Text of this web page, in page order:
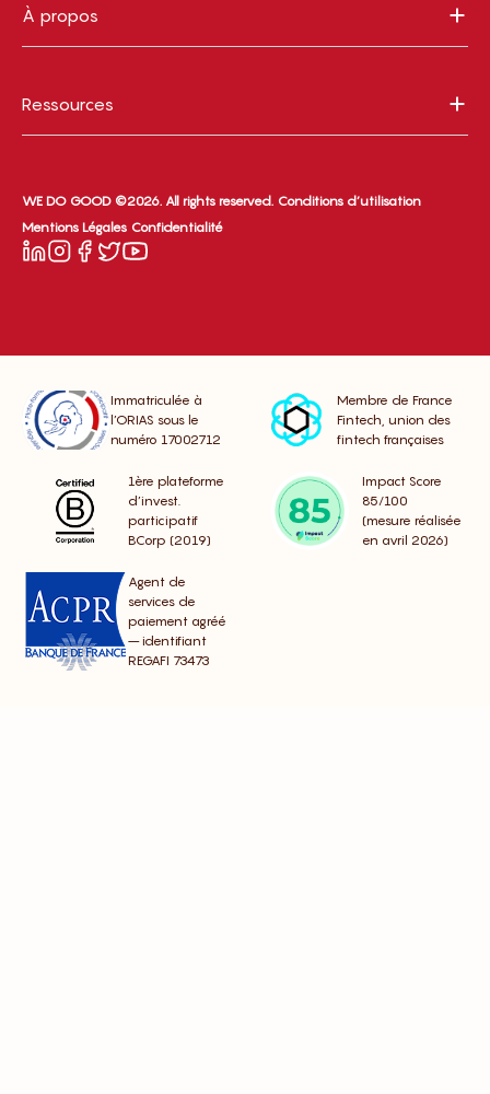
À propos
Ressources
WE DO GOOD ©2026. All rights reserved. Conditions d’utilisation
Mentions Légales Confidentialité
Immatriculée à
l’ORIAS sous le
numéro 17002712
Membre de France
Fintech, union des
fintech françaises
1ère plateforme
d’invest.
participatif
BCorp (2019)
Impact Score
85/100
(mesure réalisée
en avril 2026)
Agent de
services de
paiement agréé
– identifiant
REGAFI 73473